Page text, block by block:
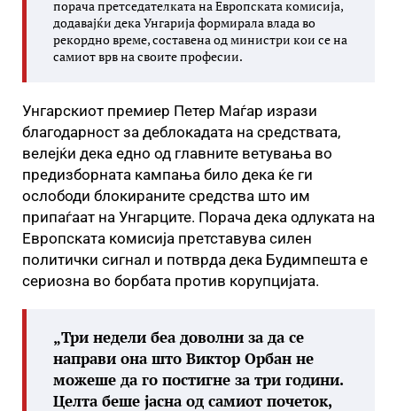
порача претседателката на Европската комисија,
додавајќи дека Унгарија формирала влада во
рекордно време, составена од министри кои се на
самиот врв на своите професии.
Унгарскиот премиер Петер Маѓар изрази
благодарност за деблокадата на средствата,
велејќи дека едно од главните ветувања во
предизборната кампања било дека ќе ги
ослободи блокираните средства што им
припаѓаат на Унгарците. Порача дека одлуката на
Европската комисија претставува силен
политички сигнал и потврда дека Будимпешта е
сериозна во борбата против корупцијата.
„Три недели беа доволни за да се
направи она што Виктор Орбан не
можеше да го постигне за три години.
Целта беше јасна од самиот почеток,